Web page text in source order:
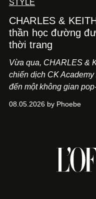
STYLE
CHARLES &
thần học đường
thời trang
Vừa qua, CHARLES &
chiến dịch CK
đến một không gian
sống của thế hệ Gen Z
08.05.2026 by Phoebe